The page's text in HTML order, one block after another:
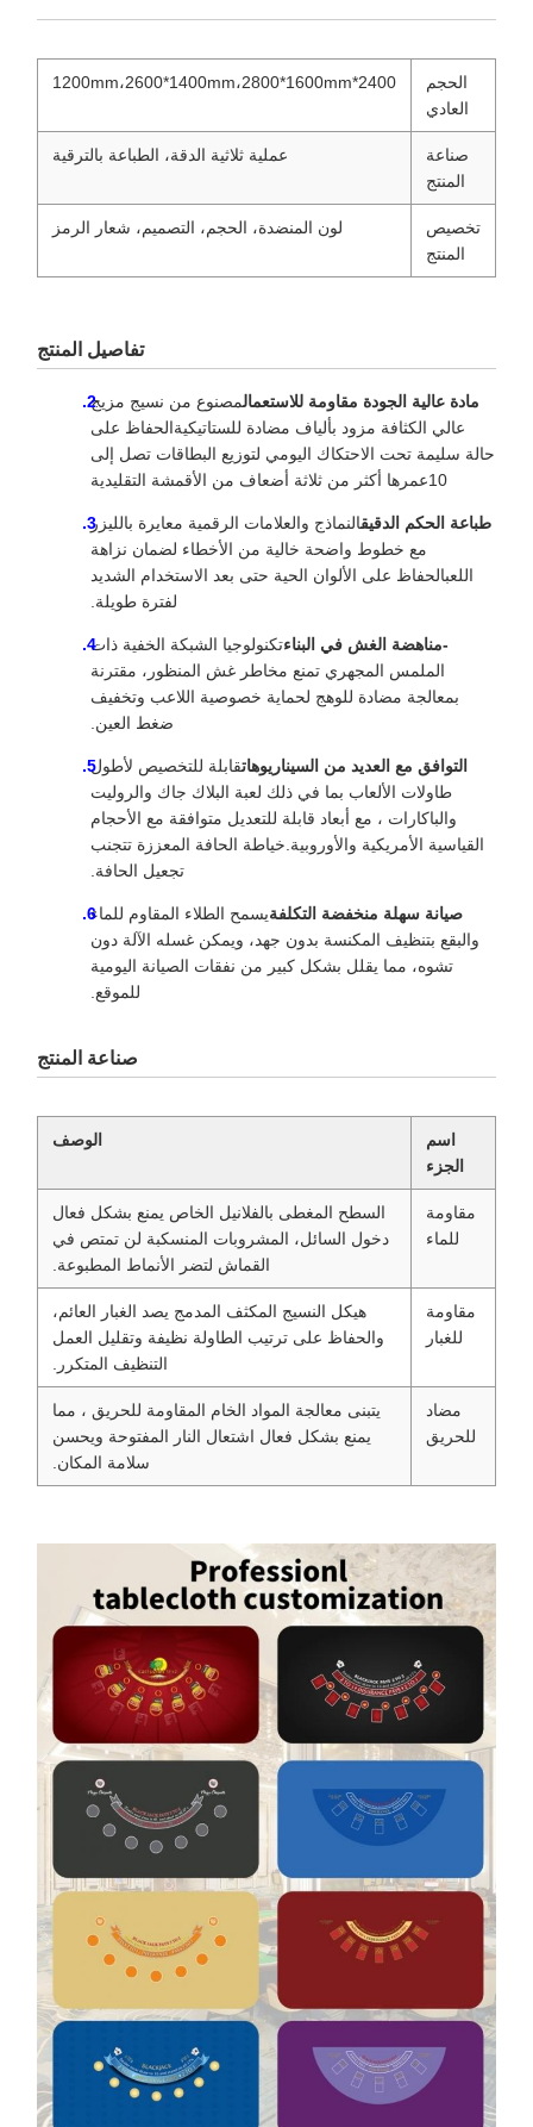
الحجم
العادي
2400*1200mm،2600*1400mm،2800*1600mm
صناعة
المنتج
عملية ثلاثية الدقة، الطباعة بالترقية
تخصيص
المنتج
لون المنضدة، الحجم، التصميم، شعار الرمز
تفاصيل المنتج
مادة عالية الجودة مقاومة للاستعمالمصنوع من نسيج مزيج
عالي الكثافة مزود بألياف مضادة للستاتيكيةالحفاظ على
حالة سليمة تحت الاحتكاك اليومي لتوزيع البطاقات تصل إلى
10عمرها أكثر من ثلاثة أضعاف من الأقمشة التقليدية
طباعة الحكم الدقيقالنماذج والعلامات الرقمية معايرة بالليزر
مع خطوط واضحة خالية من الأخطاء لضمان نزاهة
اللعبالحفاظ على الألوان الحية حتى بعد الاستخدام الشديد
لفترة طويلة.
-مناهضة الغش في البناءتكنولوجيا الشبكة الخفية ذات
الملمس المجهري تمنع مخاطر غش المنظور، مقترنة
بمعالجة مضادة للوهج لحماية خصوصية اللاعب وتخفيف
ضغط العين.
التوافق مع العديد من السيناريوهاتقابلة للتخصيص لأطول
طاولات الألعاب بما في ذلك لعبة البلاك جاك والروليت
والباكارات ، مع أبعاد قابلة للتعديل متوافقة مع الأحجام
القياسية الأمريكية والأوروبية.خياطة الحافة المعززة تتجنب
تجعيل الحافة.
صيانة سهلة منخفضة التكلفةيسمح الطلاء المقاوم للماء
والبقع بتنظيف المكنسة بدون جهد، ويمكن غسله الآلة دون
تشوه، مما يقلل بشكل كبير من نفقات الصيانة اليومية
للموقع.
صناعة المنتج
اسم
الجزء
الوصف
مقاومة
للماء
السطح المغطى بالفلانيل الخاص يمنع بشكل فعال
دخول السائل، المشروبات المنسكبة لن تمتص في
القماش لتضر الأنماط المطبوعة.
مقاومة
للغبار
هيكل النسيج المكثف المدمج يصد الغبار العائم،
والحفاظ على ترتيب الطاولة نظيفة وتقليل العمل
التنظيف المتكرر.
مضاد
للحريق
يتبنى معالجة المواد الخام المقاومة للحريق ، مما
يمنع بشكل فعال اشتعال النار المفتوحة ويحسن
سلامة المكان.